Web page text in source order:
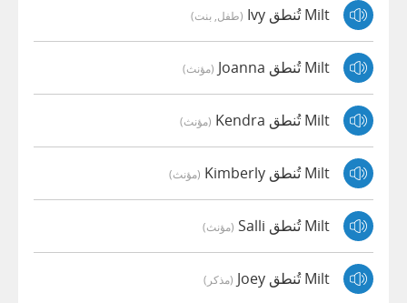
Milt تُنطق Ivy (طفل, بنت)
Milt تُنطق Joanna (مؤنث)
Milt تُنطق Kendra (مؤنث)
Milt تُنطق Kimberly (مؤنث)
Milt تُنطق Salli (مؤنث)
Milt تُنطق Joey (مذكر)